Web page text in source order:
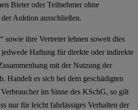
Bieter oder Teilnehmer ohne
Auktion ausschließen.
sowie ihre Vertreter lehnen soweit dies
jedwede Haftung für direkte oder indirekte
mit der Nutzung der
Handelt es sich bei dem geschädigten
im Sinne des KSchG, so gilt
nur für leicht fahrlässiges Verhalten der